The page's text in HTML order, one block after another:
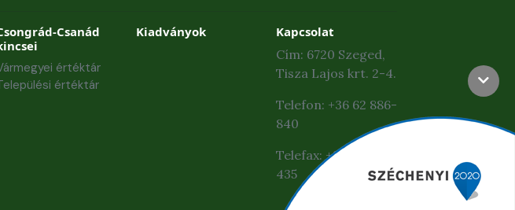
Csanád
értéktár
értéktár
Kiadványok
Kapcsolat
Cím: 6720 Szeged,
Tisza Lajos krt. 2-4.
Telefon: +36 62 886-
840
Telefax: +36 62 425-
435